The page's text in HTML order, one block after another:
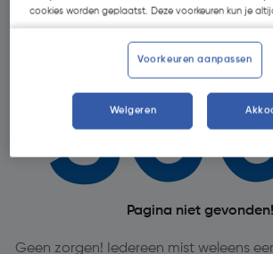
Oops!
Pagina niet gevonden!
Geen zorgen! Iedereen mist weleens
cookies worden geplaatst. Deze voorkeuren kun je
Voorkeuren aanpassen
Weigeren